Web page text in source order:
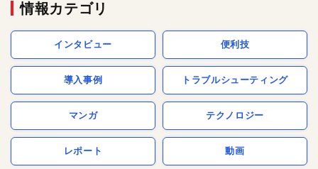
情報カテゴリ
インタビュー 便利技
導入事例 トラブルシューティング
マンガ テクノロジー
レポート 動画